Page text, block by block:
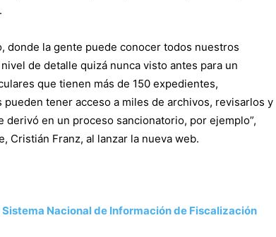
donde la gente puede conocer todos nuestros
de detalle quizá nunca visto antes para un
que tienen más de 150 expedientes,
tener acceso a miles de archivos, revisarlos y
derivó en un proceso sancionatorio, por ejemplo”,
Cristián Franz, al lanzar la nueva web.
Nacional de Información de Fiscalización